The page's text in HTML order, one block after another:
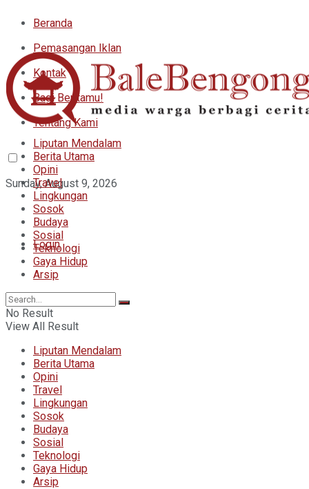
Beranda
Pemasangan Iklan
Kontak
Bagi Beritamu!
Tentang Kami
Sunday, August 9, 2026
Login
Liputan Mendalam
Berita Utama
Opini
Travel
Lingkungan
Sosok
Budaya
Sosial
Teknologi
Gaya Hidup
Arsip
No Result
View All Result
Liputan Mendalam
Berita Utama
Opini
Travel
Lingkungan
Sosok
Budaya
Sosial
Teknologi
Gaya Hidup
Arsip